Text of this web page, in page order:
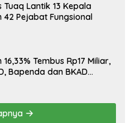
Tuaq Lantik 13 Kepala
42 Pejabat Fungsional
16,33% Tembus Rp17 Miliar,
Bapenda dan BKAD